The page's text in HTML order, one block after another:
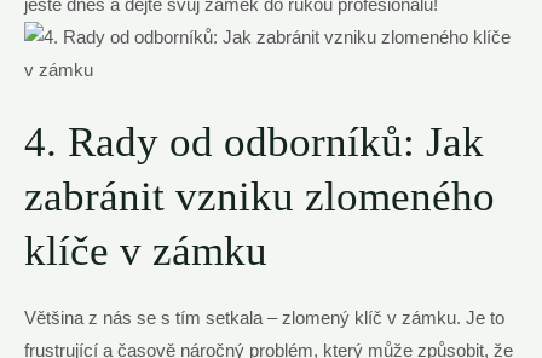
ještě dnes a dejte svůj zámek do rukou profesionálů!
4. Rady od odborníků: Jak
⁢zabránit‍ vzniku‍ zlomeného
klíče v⁣ zámku
Většina z nás se⁤ s tím setkala – zlomený klíč v zámku. ‌Je to
⁣frustrující a ‌časově náročný⁤ problém, který může způsobit, ‌že